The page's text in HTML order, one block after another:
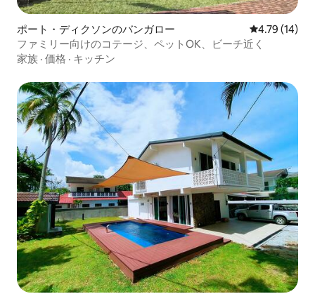
ポート・ディクソンのバンガロー レビュー14
4.79 (14)
ファミリー向けのコテージ、ペットOK、ビーチ近く
家族 · 価格 · キッチン